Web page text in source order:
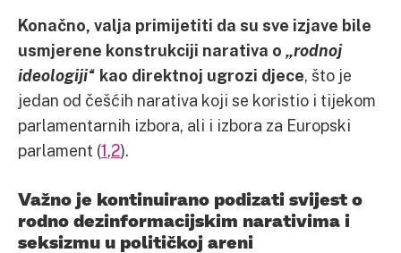
Konačno, valja primijetiti da su sve izjave bile
usmjerene konstrukciji narativa o „rodnoj
ideologiji“ kao direktnoj ugrozi djece, što je
jedan od češćih narativa koji se koristio i tijekom
parlamentarnih izbora, ali i izbora za Europski
parlament (1,2).
Važno je kontinuirano podizati svijest o
rodno dezinformacijskim narativima i
seksizmu u političkoj areni